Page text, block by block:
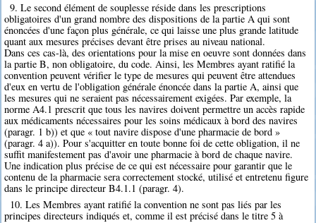
9. Le second élément de souplesse réside dans les prescriptions
obligatoires d'un grand nombre des dispositions de la partie A qui sont
énoncées d'une façon plus générale, ce qui laisse une plus grande latitude
quant aux mesures précises devant être prises au niveau national.
Dans ces cas-là, des orientations pour la mise en oeuvre sont données dans
la partie B, non obligatoire, du code. Ainsi, les Membres ayant ratifié la
convention peuvent vérifier le type de mesures qui peuvent être attendues
d'eux en vertu de l'obligation générale énoncée dans la partie A, ainsi que
les mesures qui ne seraient pas nécessairement exigées. Par exemple, la
norme A4.1 prescrit que tous les navires doivent permettre un accès rapide
aux médicaments nécessaires pour les soins médicaux à bord des navires
(paragr. 1 b)) et que « tout navire dispose d'une pharmacie de bord »
(paragr. 4 a)). Pour s'acquitter en toute bonne foi de cette obligation, il ne
suffit manifestement pas d'avoir une pharmacie à bord de chaque navire.
Une indication plus précise de ce qui est nécessaire pour garantir que le
contenu de la pharmacie sera correctement stocké, utilisé et entretenu figure
dans le principe directeur B4.1.1 (paragr. 4).
10. Les Membres ayant ratifié la convention ne sont pas liés par les
principes directeurs indiqués et, comme il est précisé dans le titre 5 à